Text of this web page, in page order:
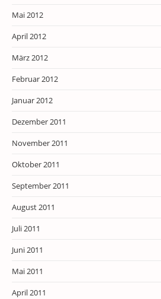
Mai 2012
April 2012
März 2012
Februar 2012
Januar 2012
Dezember 2011
November 2011
Oktober 2011
September 2011
August 2011
Juli 2011
Juni 2011
Mai 2011
April 2011